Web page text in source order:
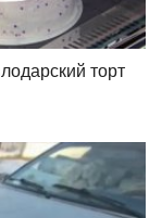
торт